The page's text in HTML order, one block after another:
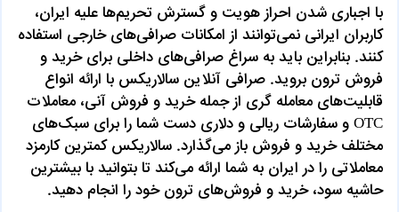
با اجباری شدن احراز هویت و گسترش تحریم‌ها علیه ایران،
کاربران ایرانی نمی‌توانند از امکانات صرافی‌های خارجی استفاده
کنند. بنابراین باید به سراغ صرافی‌های داخلی برای خرید و
فروش ترون بروید. صرافی آنلاین سالاریکس با ارائه انواع
قابلیت‌های معامله گری از جمله خرید و فروش آنی، معاملات
OTC و سفارشات ریالی و دلاری دست شما را برای سبک‌های
مختلف خرید و فروش باز می‌گذارد. سالاریکس کمترین کارمزد
معاملاتی را در ایران به شما ارائه می‌کند تا بتوانید با بیشترین
حاشیه سود، خرید و فروش‌های ترون خود را انجام دهید.